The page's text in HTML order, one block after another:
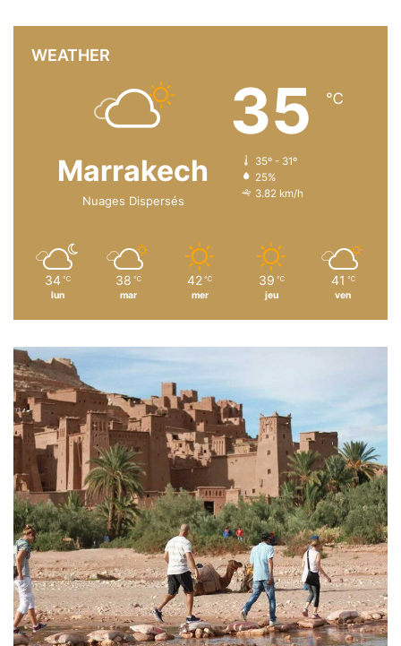
WEATHER
Marrakech
Nuages Dispersés
35 ℃
35º - 31º
25%
3.82 km/h
34 ℃
lun
38 ℃
mar
42 ℃
mer
39 ℃
jeu
41 ℃
ven